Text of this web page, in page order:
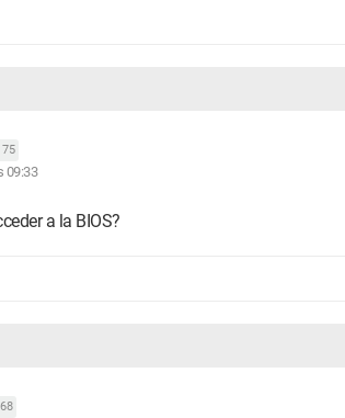
75
09:33
a la BIOS?